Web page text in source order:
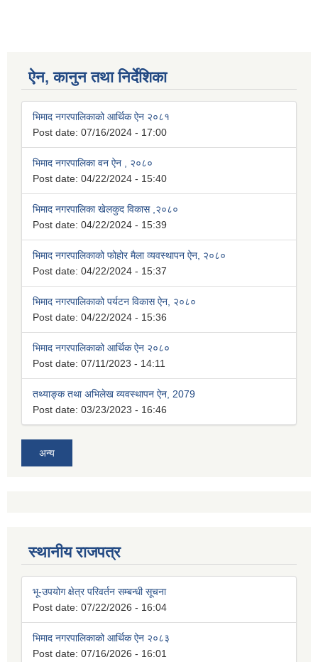
ऐन, कानुन तथा निर्देशिका
भिमाद नगरपालिकाको आर्थिक ऐन २०८१
Post date: 07/16/2024 - 17:00
भिमाद नगरपालिका वन ऐन , २०८०
Post date: 04/22/2024 - 15:40
भिमाद नगरपालिका खेलकुद विकास ,२०८०
Post date: 04/22/2024 - 15:39
भिमाद नगरपालिकाको फोहोर मैला व्यवस्थापन ऐन, २०८०
Post date: 04/22/2024 - 15:37
भिमाद नगरपालिकाको पर्यटन विकास ऐन, २०८०
Post date: 04/22/2024 - 15:36
भिमाद नगरपालिकाको आर्थिक ऐन २०८०
Post date: 07/11/2023 - 14:11
तथ्याङ्क तथा अभिलेख व्यवस्थापन ऐन, 2079
Post date: 03/23/2023 - 16:46
अन्य
स्थानीय राजपत्र
भू-उपयोग क्षेत्र परिवर्तन सम्बन्धी सूचना
Post date: 07/22/2026 - 16:04
भिमाद नगरपालिकाको आर्थिक ऐन २०८३
Post date: 07/16/2026 - 16:01